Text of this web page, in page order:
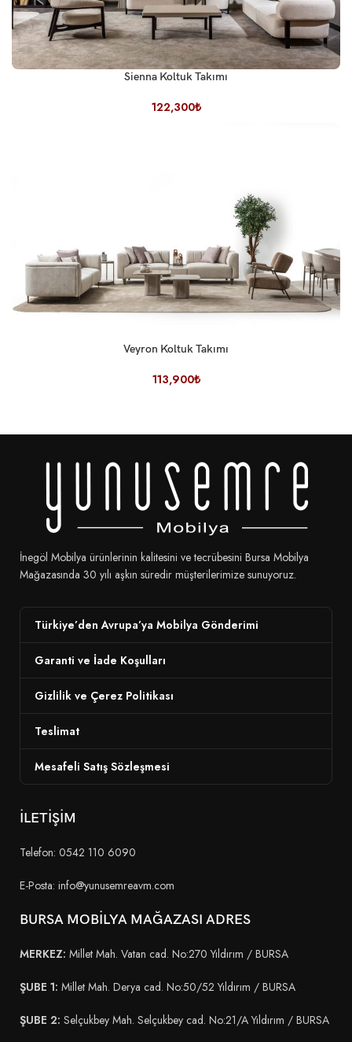
Sienna Koltuk Takımı
122,300₺
Veyron Koltuk Takımı
113,900₺
İnegöl Mobilya ürünlerinin kalitesini ve tecrübesini Bursa Mobilya
Mağazasında 30 yılı aşkın süredir müşterilerimize sunuyoruz.
Türkiye’den Avrupa’ya Mobilya Gönderimi
Garanti ve İade Koşulları
Gizlilik ve Çerez Politikası
Teslimat
Mesafeli Satış Sözleşmesi
İLETİŞİM
Telefon: 0542 110 6090
E-Posta: info@yunusemreavm.com
BURSA MOBİLYA MAĞAZASI ADRES
MERKEZ: Millet Mah. Vatan cad. No:270 Yıldırım / BURSA
ŞUBE 1: Millet Mah. Derya cad. No:50/52 Yıldırım / BURSA
ŞUBE 2: Selçukbey Mah. Selçukbey cad. No:21/A Yıldırım / BURSA